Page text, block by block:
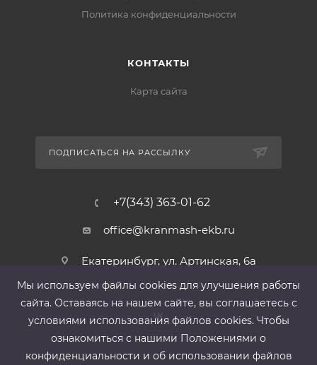
Политика конфиденциальности
КОНТАКТЫ
Карта сайта
ПОДПИСАТЬСЯ НА РАССЫЛКУ
+7(343) 363-01-62
office@kranmash-ekb.ru
Екатеринбург, ул. Артинская, 6а
Мы используем файлы cооkies для улучшения работы
сайта. Оставаясь на нашем сайте, вы соглашаетесь с
условиями использования файлов cооkies. Чтобы
ознакомиться с нашими Положениями о
конфиденциальности и об использовании файлов